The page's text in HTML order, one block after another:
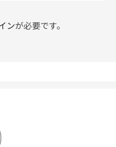
ンが必要です。